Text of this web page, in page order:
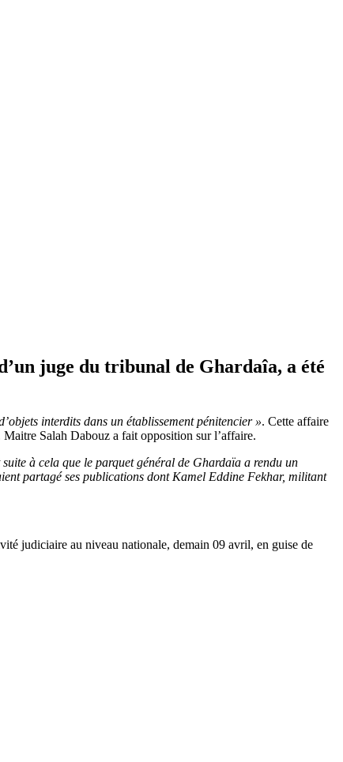
juge du tribunal de Ghardaîa, a été
interdits dans un établissement pénitencier ». Cette affaire
Salah Dabouz a fait opposition sur l’affaire.
suite à cela que le parquet général de Ghardaïa a rendu un
partagé ses publications dont Kamel Eddine Fekhar, militant
judiciaire au niveau nationale, demain 09 avril, en guise de